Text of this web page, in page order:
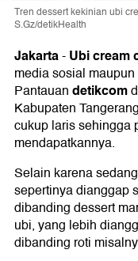
Tren dessert kekinian ubi
S.Gz/detikHealth
Jakarta-Ubi cream
media sosial
Pantauandetikcom
Kabupaten
cukup laris sehingga
mendapatkannya.
Selain karena
sepertinya dianggap
dibanding dessert
ubi, yang lebih
dibanding roti